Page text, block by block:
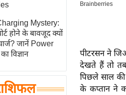
Mystery:
होने के बावजूद क्यों
जानें Power
विज्ञान
पीटरसन ने
देखते हैं तो
पिछले साल की
के कप्तान ने